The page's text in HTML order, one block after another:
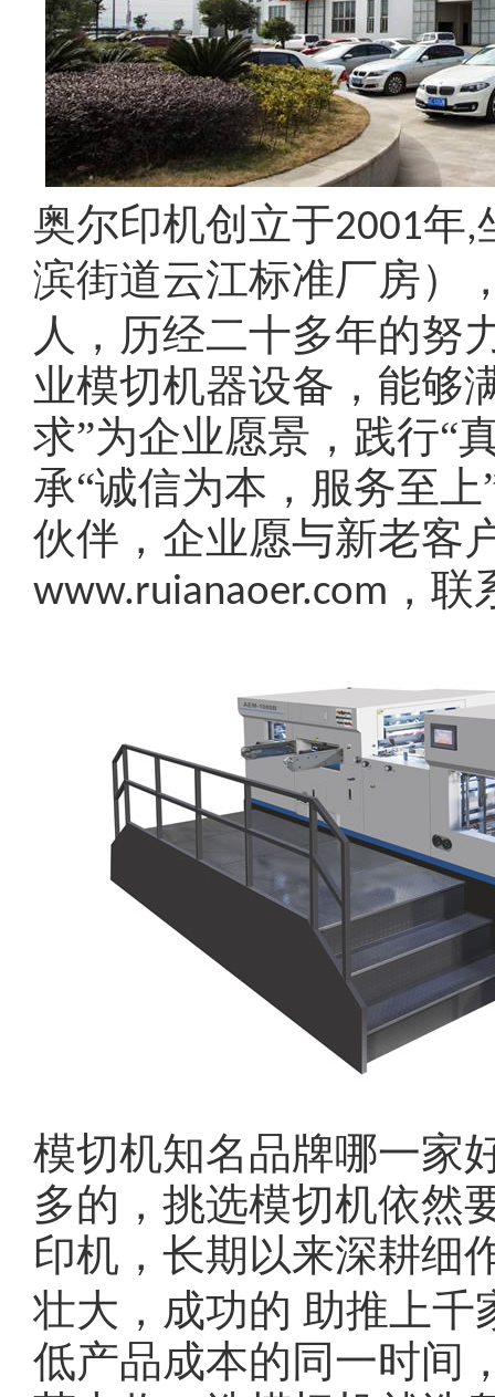
奥尔印机创立于2001年,
滨街道云江标准厂房）
人，历经二十多年的努
业模切机器设备，能够
求”为企业愿景，践行“
承“诚信为本，服务至
伙伴，企业愿与新老客
www.ruianaoer.com ，
模切机知名品牌哪一家
多的，挑选模切机依然
印机，长期以来深耕细
壮大，成功的 助推上
低产品成本的同一时间